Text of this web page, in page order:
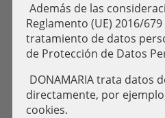
Además de las
Reglamento (UE) 2016/
tratamiento de datos
de Protección de Datos
DONAMARIA trata datos
directamente, por
cookies.